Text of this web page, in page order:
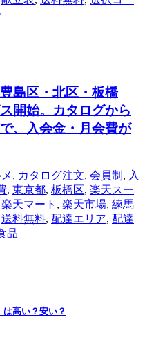
島区・北区・板橋
開始。カタログから
、入会金・月会費が
, カタログ注文, 会員制 , 入
, 東京都, 板橋区, 楽天スー
楽天マート , 楽天市場, 練馬
送料無料, 配達エリア, 配達
品
高い？安い？